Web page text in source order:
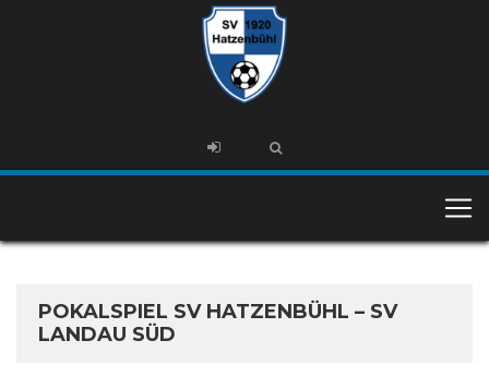
POKALSPIEL SV HATZENBÜHL – SV
LANDAU SÜD